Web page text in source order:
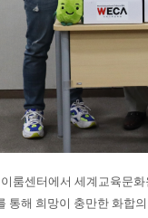
룸센터에서 세계교육문
통해 희망이 충만한 화합